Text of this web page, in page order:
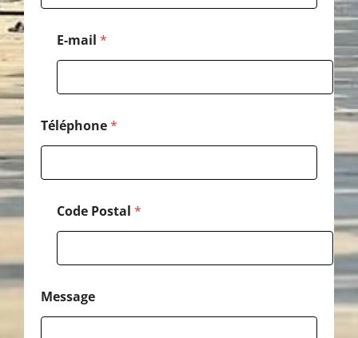
E-mail *
a
l
*
*
Téléphone*
Code Postal *
Message